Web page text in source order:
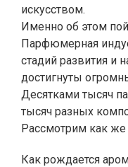
искусством.
Именно об этом
Парфюмерная
стадий развития и
достигнуты
Десятками тысяч
тысяч разных
Рассмотрим как же
Как рождается